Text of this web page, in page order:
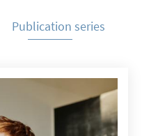
Publication series